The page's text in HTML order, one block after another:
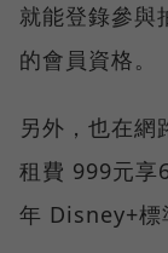
就能登錄參與
的會員資格。
另外，也在網
租費 999元享
年 Disney+標